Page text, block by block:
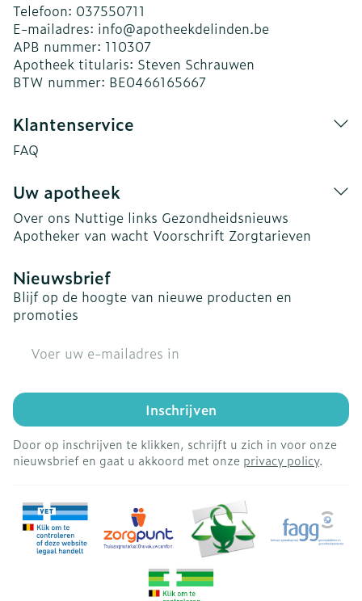
Telefoon: 037550711
E-mailadres: info@apotheekdelinden.be
APB nummer: 110307
Apotheek titularis: Steven Schrauwen
BTW nummer: BE0466165667
Klantenservice
FAQ
Uw apotheek
Over ons Nuttige links Gezondheidsnieuws
Apotheker van wacht Voorschrift Zorgtarieven
Nieuwsbrief
Blijf op de hoogte van nieuwe producten en
promoties
Inschrijven
Door op inschrijven te klikken, schrijft u zich in voor onze
nieuwsbrief en gaat u akkoord met onze privacy policy.